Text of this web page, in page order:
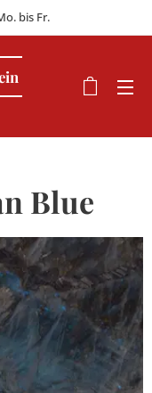
bis Fr.
Blue